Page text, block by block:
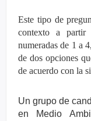
Este tipo de
contexto a partir
numeradas de 1 a
de dos opciones
de acuerdo con la
Un grupo de
en Medio